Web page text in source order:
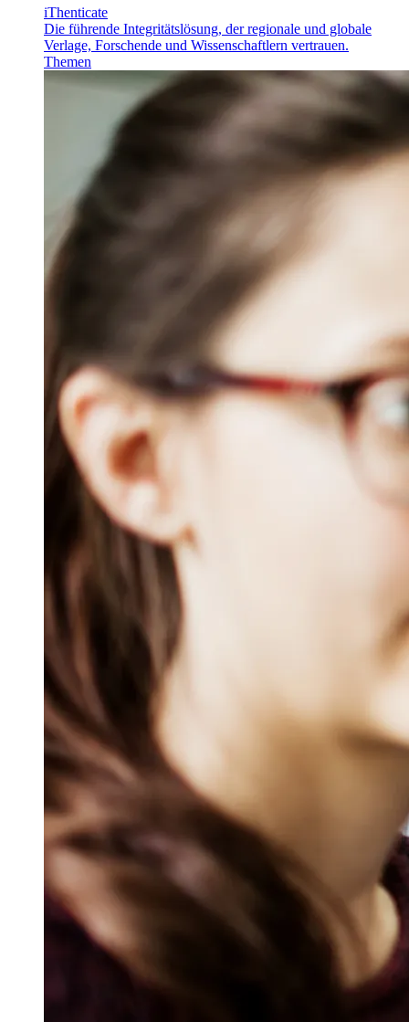
iThenticate
Die führende Integritätslösung, der regionale und globale
Verlage, Forschende und Wissenschaftlern vertrauen.
Themen